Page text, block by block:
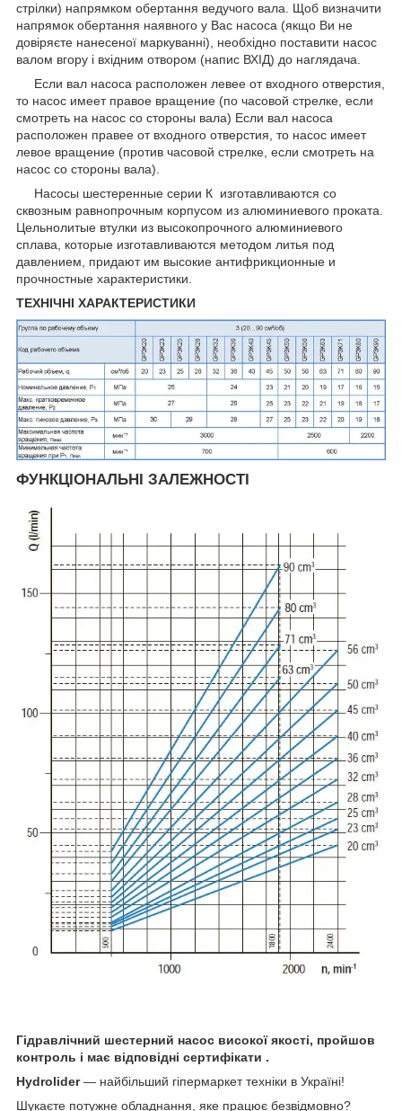
стрілки) напрямком обертання ведучого вала. Щоб визначити
напрямок обертання наявного у Вас насоса (якщо Ви не
довіряєте нанесеної маркуванні), необхідно поставити насос
валом вгору і вхідним отвором (напис ВХІД) до наглядача.
Если вал насоса расположен левее от входного отверстия,
то насос имеет правое вращение (по часовой cтрелке, если
смотреть на насос со стороны вала) Если вал насоса
расположен правее от входного отверстия, то насос имеет
левое вращение (против часовой стрелке, если смотреть на
насос со стороны вала).
Насосы шестеренные серии К изготавливаются со
сквозным равнопрочным корпусом из алюминиевого проката.
Цельнолитые втулки из высокопрочного алюминиевого
сплава, которые изготавливаются методом литья под
давлением, придают им высокие антифрикционные и
прочностные характеристики.
ТЕХНІЧНІ ХАРАКТЕРИСТИКИ
ФУНКЦІОНАЛЬНІ ЗАЛЕЖНОСТІ
Гідравлічний шестерний насос високої якості, пройшов
контроль і має відповідні сертифікати .
Hydrolider— найбільший гіпермаркет техніки в Україні!
Шукаєте потужне обладнання, яке працює безвідмовно?